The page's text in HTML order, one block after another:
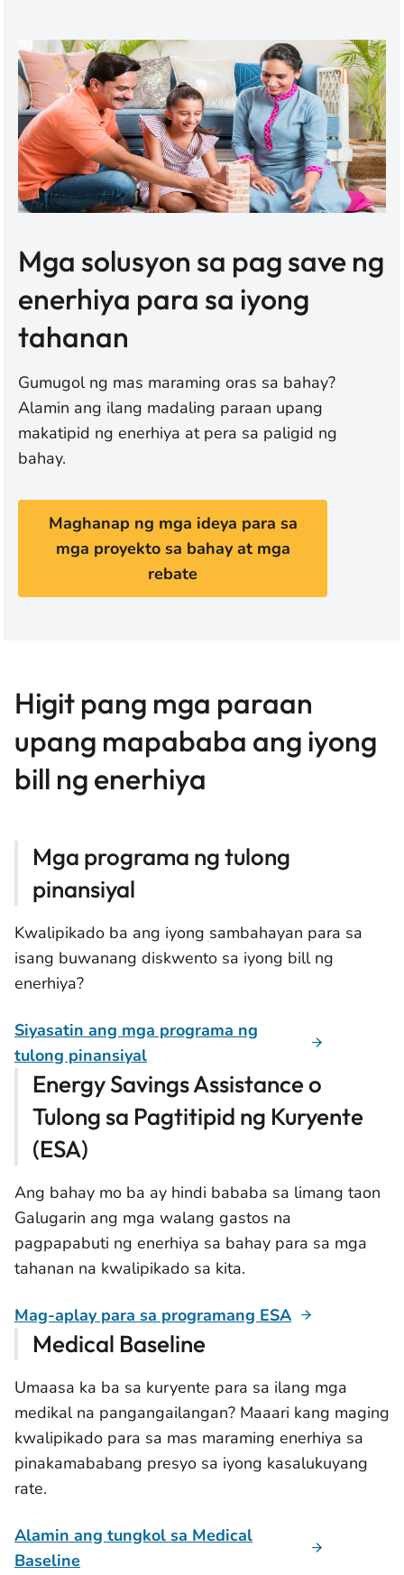
Mga solusyon sa pag save ng
enerhiya para sa iyong
tahanan
Gumugol ng mas maraming oras sa bahay?
Alamin ang ilang madaling paraan upang
makatipid ng enerhiya at pera sa paligid ng
bahay.
Maghanap ng mga ideya para sa
mga proyekto sa bahay at mga
rebate
Higit pang mga paraan
upang mapababa ang iyong
bill ng enerhiya
Mga programa ng tulong
pinansiyal
Kwalipikado ba ang iyong sambahayan para sa
isang buwanang diskwento sa iyong bill ng
enerhiya?
Siyasatin ang mga programa ng
tulong pinansiyal
Energy Savings Assistance o
Tulong sa Pagtitipid ng Kuryente
(ESA)
Ang bahay mo ba ay hindi bababa sa limang taon
Galugarin ang mga walang gastos na
pagpapabuti ng enerhiya sa bahay para sa mga
tahanan na kwalipikado sa kita.
Mag-aplay para sa programang ESA
Medical Baseline
Umaasa ka ba sa kuryente para sa ilang mga
medikal na pangangailangan? Maaari kang maging
kwalipikado para sa mas maraming enerhiya sa
pinakamababang presyo sa iyong kasalukuyang
rate.
Alamin ang tungkol sa Medical
Baseline